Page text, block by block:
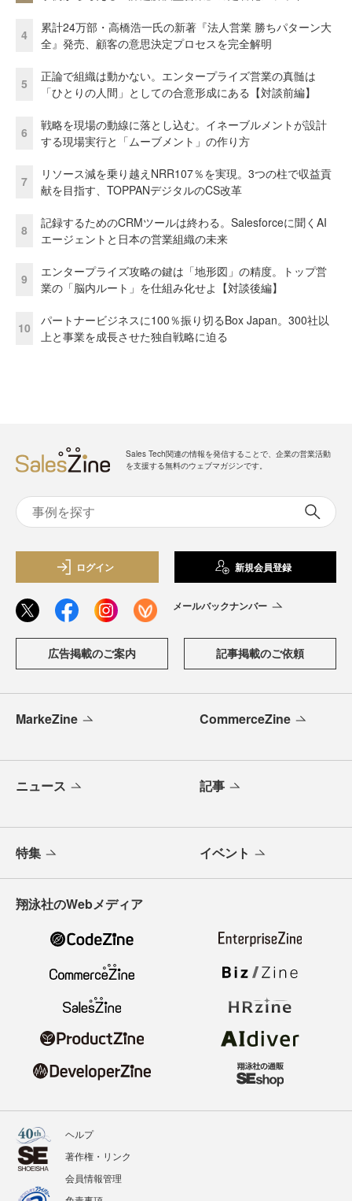
4
累計24万部・高橋浩一氏の新著『法人営業 勝ちパターン大
全』発売、顧客の意思決定プロセスを完全解明
5
正論で組織は動かない。エンタープライズ営業の真髄は
「ひとりの人間」としての合意形成にある【対談前編】
6
戦略を現場の動線に落とし込む。イネーブルメントが設計
する現場実行と「ムーブメント」の作り方
7
リソース減を乗り越えNRR107％を実現。3つの柱で収益貢
献を目指す、TOPPANデジタルのCS改革
8
記録するためのCRMツールは終わる。Salesforceに聞くAI
エージェントと日本の営業組織の未来
9
エンタープライズ攻略の鍵は「地形図」の精度。トップ営
業の「脳内ルート」を仕組み化せよ【対談後編】
10
パートナービジネスに100％振り切るBox Japan。300社以
上と事業を成長させた独自戦略に迫る
Sales Tech関連の情報を発信することで、企業の営業活動
を支援する無料のウェブマガジンです。
ログイン 新規会員登録
メールバックナンバー
広告掲載のご案内 記事掲載のご依頼
MarkeZine CommerceZine
ニュース 記事
特集 イベント
翔泳社のWebメディア
ヘルプ
著作権・リンク
会員情報管理